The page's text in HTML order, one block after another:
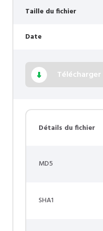
Taille du fichier
Date
Télécharger
Détails du fichier
MD5
SHA1